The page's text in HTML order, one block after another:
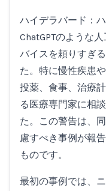
Loading...
ハイデラバード：
ChatGPTのような
バイスを頼りすぎ
た。特に慢性疾患
投薬、食事、治療
る医療専門家に相
た。この警告は、
慮すべき事例が報
ものです。
最初の事例では、